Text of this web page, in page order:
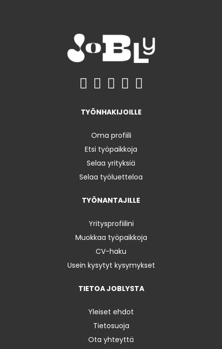
TYÖNHAKIJOILLE
Oma profiili
Etsi työpaikkoja
Selaa yrityksiä
Selaa työluetteloa
TYÖNANTAJILLE
Yritysprofiilini
Muokkaa työpaikkoja
CV-haku
Usein kysytyt kysymykset
TIETOA JOBLYSTA
Yleiset ehdot
Tietosuoja
Ota yhteyttä